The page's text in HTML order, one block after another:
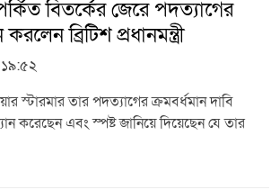
বিতর্কের জেরে পদত্যাগের
ব্রিটিশ প্রধানমন্ত্রী
১৯:৫২
স্টারমার তার পদত্যাগের ক্রমবর্ধমান দাবি
করেছেন এবং স্পষ্ট জানিয়ে দিয়েছেন যে তার